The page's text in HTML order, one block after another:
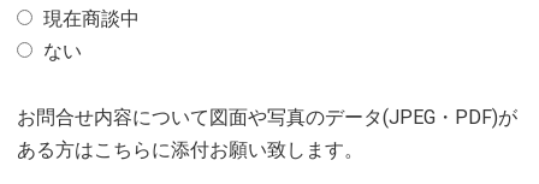
現在商談中
ない
お問合せ内容について図面や写真のデータ(JPEG・PDF)が
ある方はこちらに添付お願い致します。